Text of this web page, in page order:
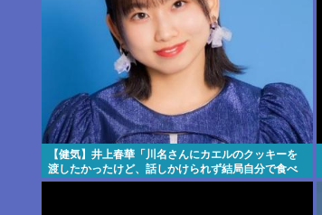
【健気】井上春華「川名さんにカエルのクッキーを
渡したかったけど、話しかけられず結局自分で食べ
た」